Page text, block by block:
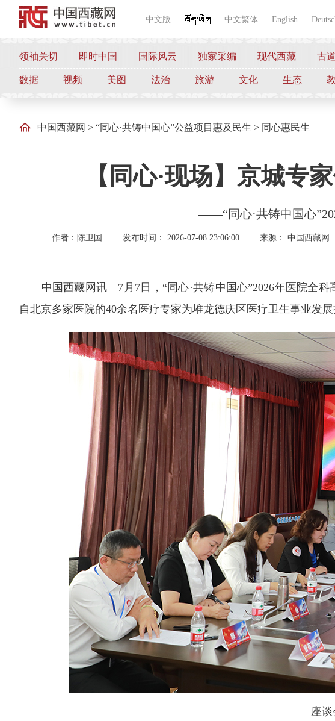
中文版 中文繁体 English
领袖关切 即时中国 国际风云 独家采编 现代西藏 古
数据 视频 美图 法治 旅游 文化 生态
中国西藏网 > “同心·共铸中国心”公益项目惠及民生 > 同心惠民生
【同心·现场】京城专
——“同心·共铸中国心
作者：陈卫国 发布时间： 2026-07-08 23:06:00 来源： 中国西藏网
中国西藏网讯 7月7日，“同心·共铸中国心”2026年医院全
自北京多家医院的40余名医疗专家为堆龙德庆区医疗卫生事业发展
座